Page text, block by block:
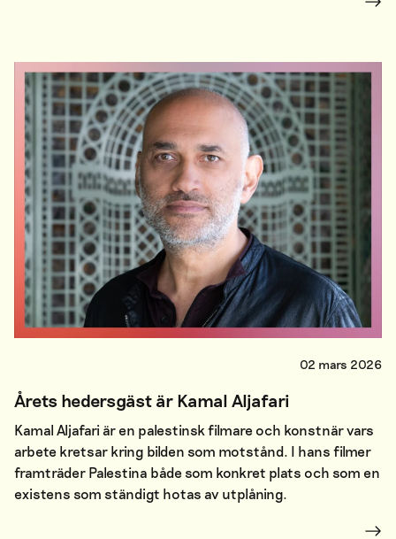
02 mars 2026
Årets hedersgäst är Kamal Aljafari
Kamal Aljafari är en palestinsk filmare och konstnär vars
arbete kretsar kring bilden som motstånd. I hans filmer
framträder Palestina både som konkret plats och som en
existens som ständigt hotas av utplåning.